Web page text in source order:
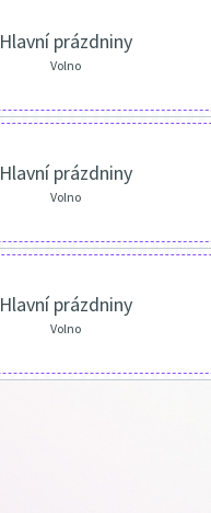
Hlavní prázdniny
Volno
Hlavní prázdniny
Volno
Hlavní prázdniny
Volno